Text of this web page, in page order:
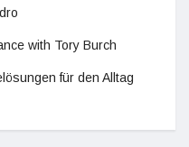
with Tory Burch
für den Alltag